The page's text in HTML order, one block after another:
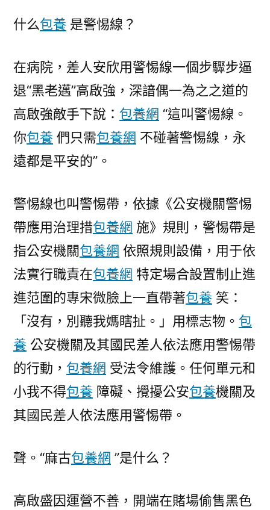
什么包養 是警惕線？
在病院，差人安欣用警惕線一個步驟步逼
退“黑老邁”高啟強，深諳偶一為之之道的
高啟強敵手下說： 包養網 “這叫警惕線。
你包養 們只需包養網 不碰著警惕線，永
遠都是平安的”。
警惕線也叫警惕帶，依據《公安機關警惕
帶應用治理措包養網 施》規則，警惕帶是
指公安機關包養網 依照規則設備，用于依
法實行職責在包養網 特定場合設置制止進
進范圍的專宋微臉上一直帶著包養 笑：
「沒有，別聽我媽瞎扯。」用標志物。 包
養 公安機關及其國民差人依法應用警惕帶
的行動， 包養網 受法令維護。任何單元和
小我不得包養 障礙、攪擾公安包養機關及
其國民差人依法應用警惕帶。
聲。“麻古包養網 ”是什么？
高啟盛因運營不善，開端在賭場偷售黑色